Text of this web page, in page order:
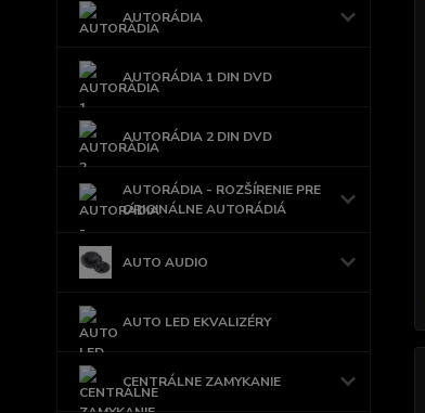
AUTORÁDIA
AUTORÁDIA 1 DIN DVD
AUTORÁDIA 2 DIN DVD
AUTORÁDIA - ROZŠÍRENIE PRE
ORIGINÁLNE AUTORÁDIÁ
AUTO AUDIO
AUTO LED EKVALIZÉRY
CENTRÁLNE ZAMYKANIE